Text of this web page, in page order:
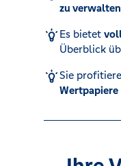
Bargeldlos
Karte
zu
Es bietet
Überblick
Sie
Wertpapiere